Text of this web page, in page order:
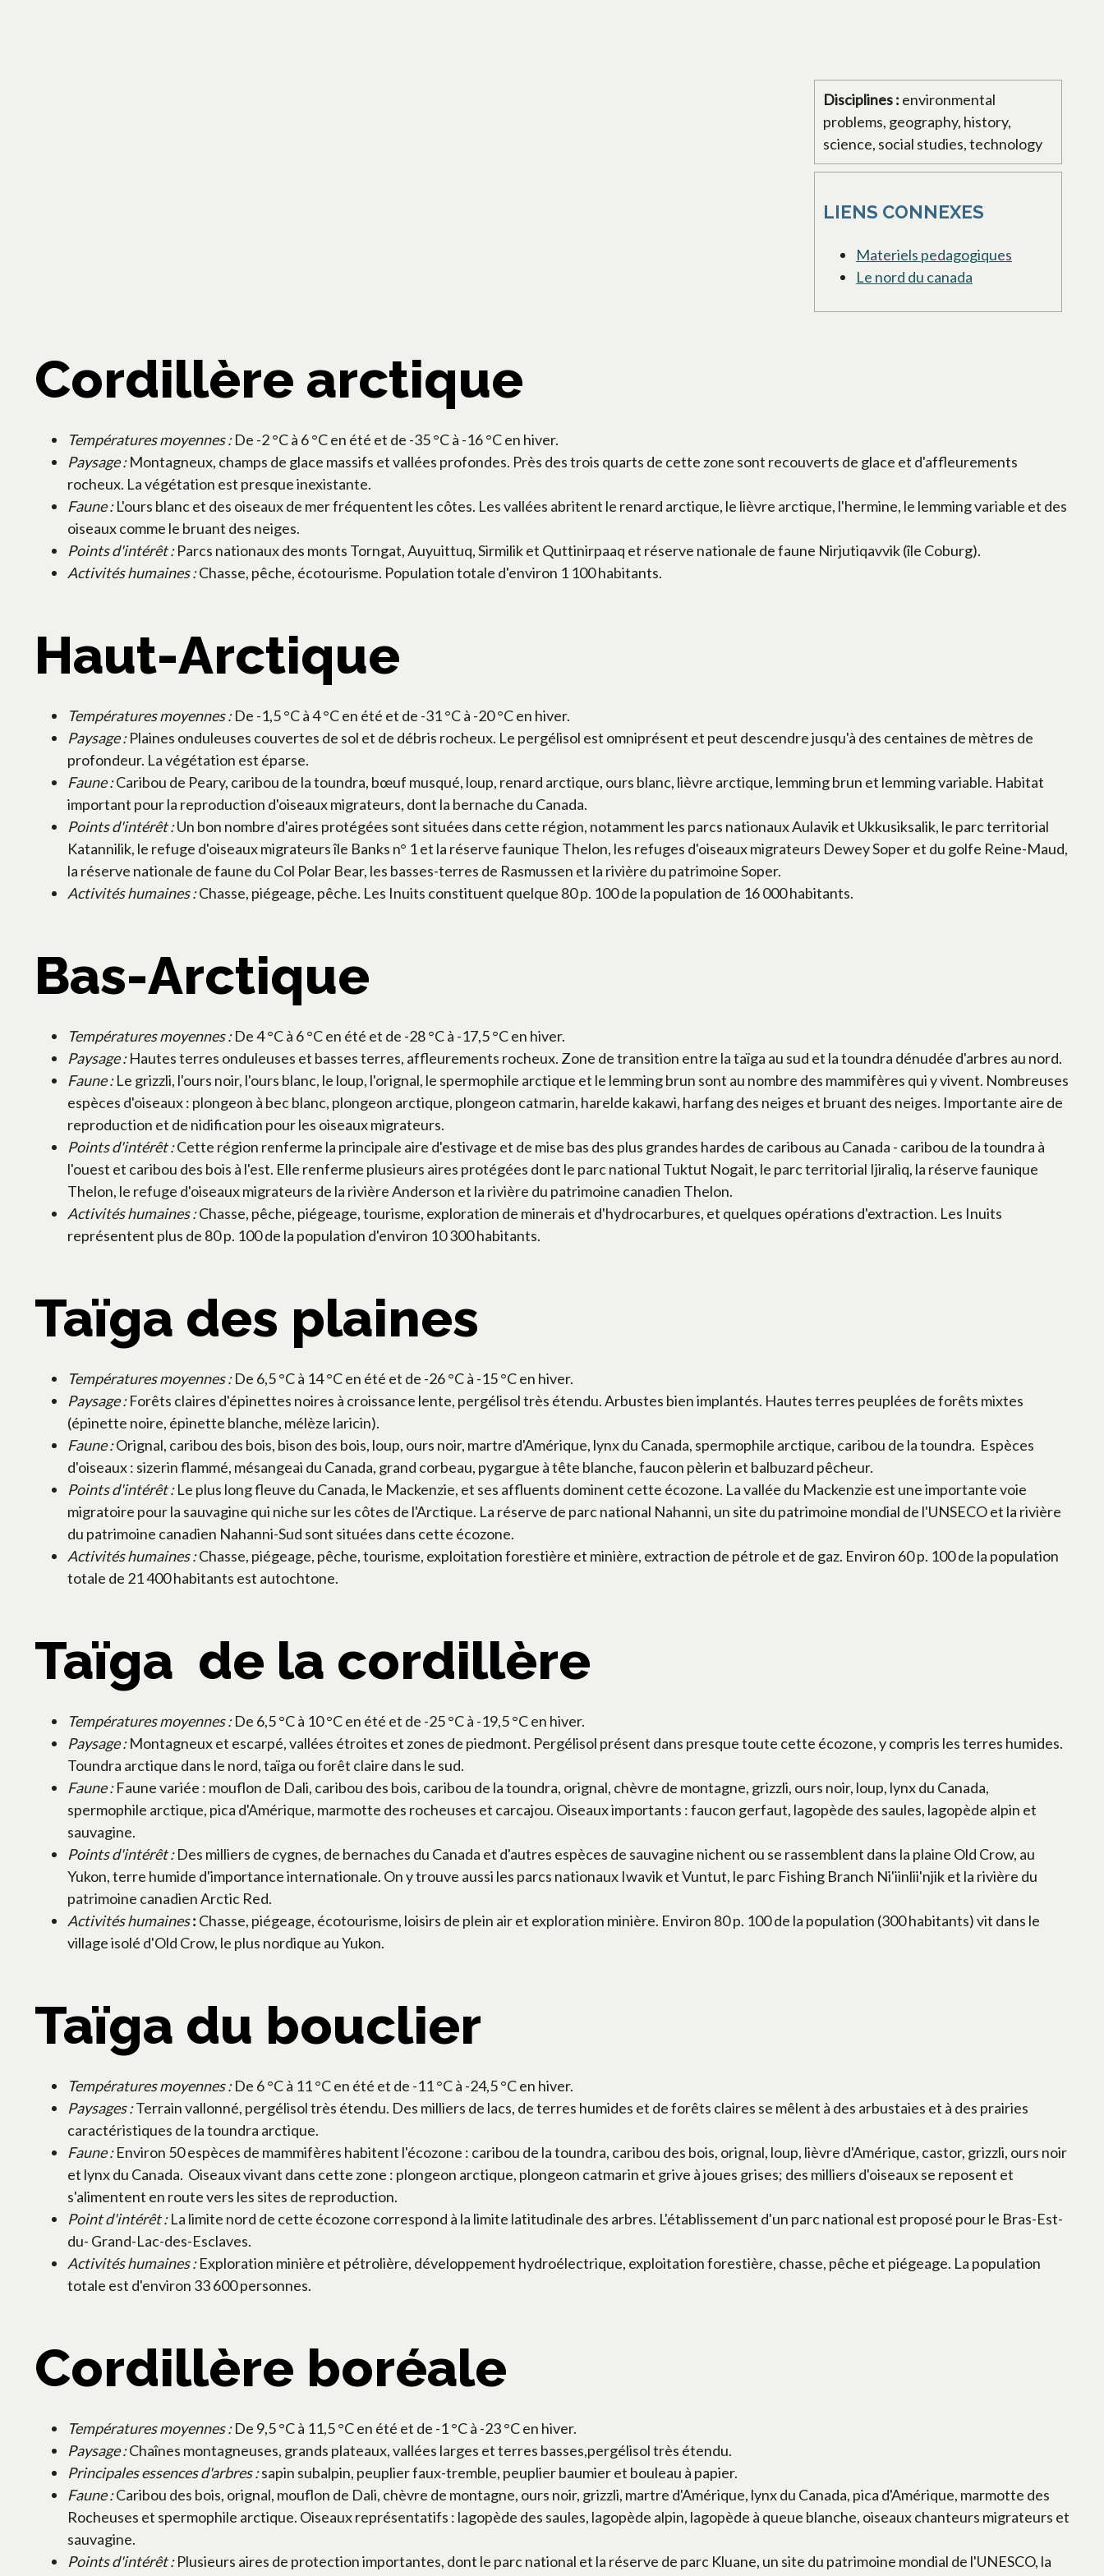
Disciplines : environmental
problems, geography, history,
science, social studies, technology
LIENS CONNEXES
Materiels pedagogiques
Le nord du canada
Cordillère arctique
Températures moyennes :De -2 °C à 6 °C en été et de -35 °C à -16 °C en hiver.
Paysage :Montagneux, champs de glace massifs et vallées profondes. Près des trois quarts de cette zone sont recouverts de glace et d'affleurements
rocheux. La végétation est presque inexistante.
Faune :L'ours blanc et des oiseaux de mer fréquentent les côtes. Les vallées abritent le renard arctique, le lièvre arctique, l'hermine, le lemming variable et des
oiseaux comme le bruant des neiges.
Points d'intérêt :Parcs nationaux des monts Torngat, Auyuittuq, Sirmilik et Quttinirpaaq et réserve nationale de faune Nirjutiqavvik (île Coburg).
Activités humaines :Chasse, pêche, écotourisme. Population totale d'environ 1 100 habitants.
Haut-Arctique
Températures moyennes :De -1,5 °C à 4 °C en été et de -31 °C à -20 °C en hiver.
Paysage :Plaines onduleuses couvertes de sol et de débris rocheux. Le pergélisol est omniprésent et peut descendre jusqu'à des centaines de mètres de
profondeur. La végétation est éparse.
Faune :Caribou de Peary, caribou de la toundra, bœuf musqué, loup, renard arctique, ours blanc, lièvre arctique, lemming brun et lemming variable. Habitat
important pour la reproduction d'oiseaux migrateurs, dont la bernache du Canada.
Points d'intérêt :Un bon nombre d'aires protégées sont situées dans cette région, notamment les parcs nationaux Aulavik et Ukkusiksalik, le parc territorial
Katannilik, le refuge d'oiseaux migrateurs île Banks n° 1 et la réserve faunique Thelon, les refuges d'oiseaux migrateurs Dewey Soper et du golfe Reine-Maud,
la réserve nationale de faune du Col Polar Bear, les basses-terres de Rasmussen et la rivière du patrimoine Soper.
Activités humaines :Chasse, piégeage, pêche. Les Inuits constituent quelque 80 p. 100 de la population de 16 000 habitants.
Bas-Arctique
Températures moyennes :De 4 °C à 6 °C en été et de -28 °C à -17,5 °C en hiver.
Paysage :Hautes terres onduleuses et basses terres, affleurements rocheux. Zone de transition entre la taïga au sud et la toundra dénudée d'arbres au nord.
Faune :Le grizzli, l'ours noir, l'ours blanc, le loup, l'orignal, le spermophile arctique et le lemming brun sont au nombre des mammifères qui y vivent. Nombreuses
espèces d'oiseaux : plongeon à bec blanc, plongeon arctique, plongeon catmarin, harelde kakawi, harfang des neiges et bruant des neiges. Importante aire de
reproduction et de nidification pour les oiseaux migrateurs.
Points d'intérêt :Cette région renferme la principale aire d'estivage et de mise bas des plus grandes hardes de caribous au Canada - caribou de la toundra à
l'ouest et caribou des bois à l'est. Elle renferme plusieurs aires protégées dont le parc national Tuktut Nogait, le parc territorial Ijiraliq, la réserve faunique
Thelon, le refuge d'oiseaux migrateurs de la rivière Anderson et la rivière du patrimoine canadien Thelon.
Activités humaines :Chasse, pêche, piégeage, tourisme, exploration de minerais et d'hydrocarbures, et quelques opérations d'extraction. Les Inuits
représentent plus de 80 p. 100 de la population d'environ 10 300 habitants.
Taïga des plaines
Températures moyennes :De 6,5 °C à 14 °C en été et de -26 °C à -15 °C en hiver.
Paysage :Forêts claires d'épinettes noires à croissance lente, pergélisol très étendu. Arbustes bien implantés. Hautes terres peuplées de forêts mixtes
(épinette noire, épinette blanche, mélèze laricin).
Faune :Orignal, caribou des bois, bison des bois, loup, ours noir, martre d'Amérique, lynx du Canada, spermophile arctique, caribou de la toundra. Espèces
d'oiseaux : sizerin flammé, mésangeai du Canada, grand corbeau, pygargue à tête blanche, faucon pèlerin et balbuzard pêcheur.
Points d'intérêt :Le plus long fleuve du Canada, le Mackenzie, et ses affluents dominent cette écozone. La vallée du Mackenzie est une importante voie
migratoire pour la sauvagine qui niche sur les côtes de l'Arctique. La réserve de parc national Nahanni, un site du patrimoine mondial de l'UNSECO et la rivière
du patrimoine canadien Nahanni-Sud sont situées dans cette écozone.
Activités humaines :Chasse, piégeage, pêche, tourisme, exploitation forestière et minière, extraction de pétrole et de gaz. Environ 60 p. 100 de la population
totale de 21 400 habitants est autochtone.
Taïga de la cordillère
Températures moyennes :De 6,5 °C à 10 °C en été et de -25 °C à -19,5 °C en hiver.
Paysage :Montagneux et escarpé, vallées étroites et zones de piedmont. Pergélisol présent dans presque toute cette écozone, y compris les terres humides.
Toundra arctique dans le nord, taïga ou forêt claire dans le sud.
Faune :Faune variée : mouflon de Dali, caribou des bois, caribou de la toundra, orignal, chèvre de montagne, grizzli, ours noir, loup, lynx du Canada,
spermophile arctique, pica d'Amérique, marmotte des rocheuses et carcajou. Oiseaux importants : faucon gerfaut, lagopède des saules, lagopède alpin et
sauvagine.
Points d'intérêt :Des milliers de cygnes, de bernaches du Canada et d'autres espèces de sauvagine nichent ou se rassemblent dans la plaine Old Crow, au
Yukon, terre humide d'importance internationale. On y trouve aussi les parcs nationaux Iwavik et Vuntut, le parc Fishing Branch Ni'iinlii'njik et la rivière du
patrimoine canadien Arctic Red.
Activités humaines: Chasse, piégeage, écotourisme, loisirs de plein air et exploration minière. Environ 80 p. 100 de la population (300 habitants) vit dans le
village isolé d'Old Crow, le plus nordique au Yukon.
Taïga du bouclier
Températures moyennes :De 6 °C à 11 °C en été et de -11 °C à -24,5 °C en hiver.
Paysages :Terrain vallonné, pergélisol très étendu. Des milliers de lacs, de terres humides et de forêts claires se mêlent à des arbustaies et à des prairies
caractéristiques de la toundra arctique.
Faune :Environ 50 espèces de mammifères habitent l'écozone : caribou de la toundra, caribou des bois, orignal, loup, lièvre d'Amérique, castor, grizzli, ours noir
et lynx du Canada. Oiseaux vivant dans cette zone : plongeon arctique, plongeon catmarin et grive à joues grises; des milliers d'oiseaux se reposent et
s'alimentent en route vers les sites de reproduction.
Point d'intérêt :La limite nord de cette écozone correspond à la limite latitudinale des arbres. L'établissement d'un parc national est proposé pour le Bras-Est-
du- Grand-Lac-des-Esclaves.
Activités humaines :Exploration minière et pétrolière, développement hydroélectrique, exploitation forestière, chasse, pêche et piégeage. La population
totale est d'environ 33 600 personnes.
Cordillère boréale
Températures moyennes :De 9,5 °C à 11,5 °C en été et de -1 °C à -23 °C en hiver.
Paysage :Chaînes montagneuses, grands plateaux, vallées larges et terres basses,pergélisol très étendu.
Principales essences d'arbres :sapin subalpin, peuplier faux-tremble, peuplier baumier et bouleau à papier.
Faune :Caribou des bois, orignal, mouflon de Dali, chèvre de montagne, ours noir, grizzli, martre d'Amérique, lynx du Canada, pica d'Amérique, marmotte des
Rocheuses et spermophile arctique. Oiseaux représentatifs : lagopède des saules, lagopède alpin, lagopède à queue blanche, oiseaux chanteurs migrateurs et
sauvagine.
Points d'intérêt :Plusieurs aires de protection importantes, dont le parc national et la réserve de parc Kluane, un site du patrimoine mondial de l'UNESCO, la